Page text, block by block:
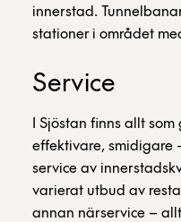
innerstad.
stationer i området
Service
I Sjöstan finns allt
effektivare, smidigare
service av
varierat utbud av
annan närservice –